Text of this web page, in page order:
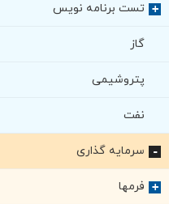
+ تست برنامه نویس
گاز
پتروشیمی
نفت
سرمایه گذاری
+ فرمها